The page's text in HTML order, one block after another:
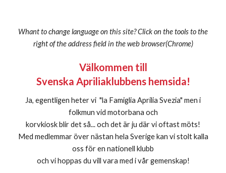
Whant to change language on this site? Click on the tools to the
right of the address field in the web browser(Chrome)
Välkommen till
Svenska Apriliaklubbens hemsida!
Ja, egentligen heter vi "la Famiglia Aprilia Svezia" men i
folkmun vid motorbana och
korvkiosk blir det så... och det är ju där vi oftast möts!
Med medlemmar över nästan hela Sverige kan vi stolt kalla
oss för en nationell klubb
och vi hoppas du vill vara med i vår gemenskap!